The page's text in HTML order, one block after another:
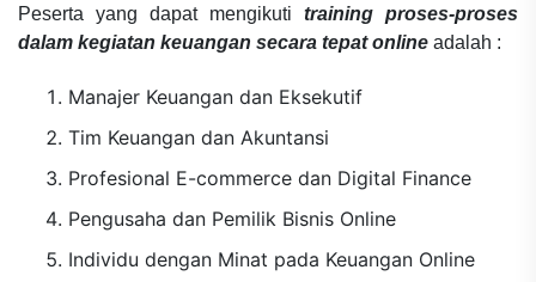
Peserta yang dapat mengikuti
training proses-proses
dalam kegiatan keuangan secara tepat online adalah :
Manajer Keuangan dan Eksekutif
Tim Keuangan dan Akuntansi
Profesional E-commerce dan Digital Finance
Pengusaha dan Pemilik Bisnis Online
Individu dengan Minat pada Keuangan Online